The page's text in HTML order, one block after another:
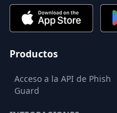
Productos
Acceso a la API de Phish
Guard